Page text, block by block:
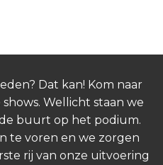
Dat kan! Kom naar
Wellicht staan we
buurt op het podium.
te voren en we zorgen
rij van onze uitvoering